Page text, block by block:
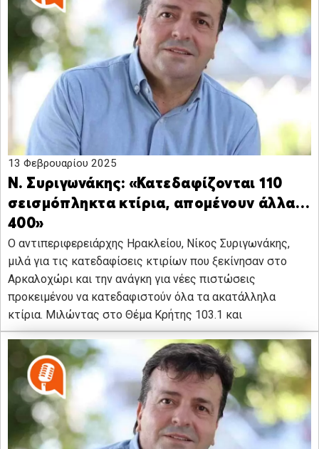
13 Φεβρουαρίου 2025
Ν. Συριγωνάκης: «Κατεδαφίζονται 110
σεισμόπληκτα κτίρια, απομένουν άλλα…
400»
Ο αντιπεριφερειάρχης Ηρακλείου, Νίκος Συριγωνάκης,
μιλά για τις κατεδαφίσεις κτιρίων που ξεκίνησαν στο
Αρκαλοχώρι και την ανάγκη για νέες πιστώσεις
προκειμένου να κατεδαφιστούν όλα τα ακατάλληλα
κτίρια. Μιλώντας στο Θέμα Κρήτης 103.1 και